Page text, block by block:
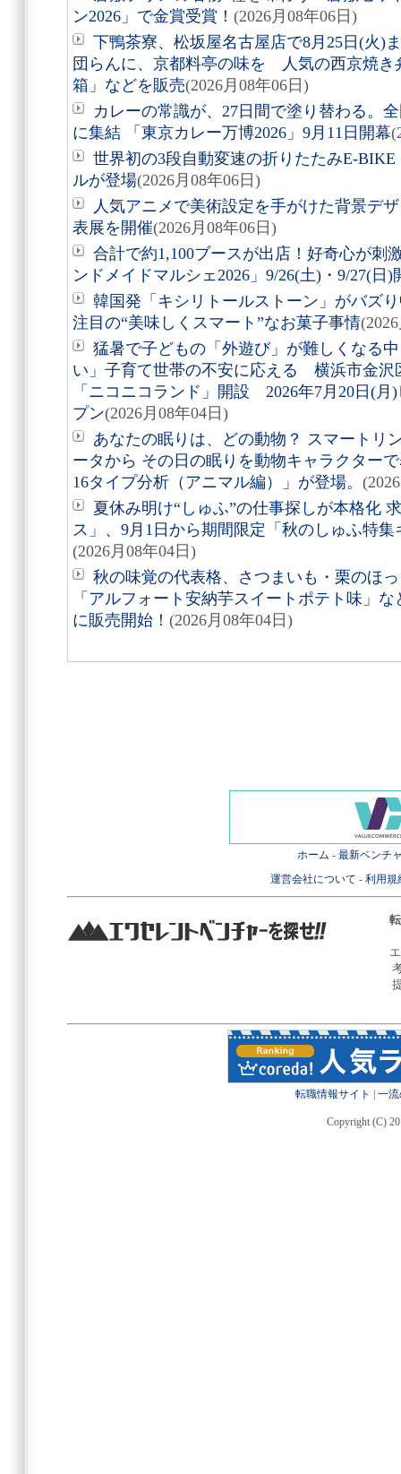
ン2026」で金賞受賞！ (2026月08年06日)
下鴨茶寮、松坂屋名古屋店で8月25日(火)
団らんに、京都料亭の味を 人気の西京焼き
箱」などを販売(2026月08年06日)
カレーの常識が、27日間で塗り替わる。
に集結 「東京カレー万博2026」9月11日開幕
世界初の3段自動変速の折りたたみE-
ルが登場(2026月08年06日)
人気アニメで美術設定を手がけた背景デ
表展を開催(2026月08年06日)
合計で約1,100ブースが出店！好奇心が
ンドメイドマルシェ2026」9/26(土)・9/27(日)
韓国発「キシリトールストーン」がバズ
注目の“美味しくスマート”なお菓子事情
猛暑で子どもの「外遊び」が難しくなる
い」子育て世帯の不安に応える 横浜市金沢
「ニコニコランド」開設 2026年7月20日(
プン(2026月08年04日)
あなたの眠りは、どの動物？ スマートリ
ータから その日の眠りを動物キャラクター
16タイプ分析（アニマル編）」が登場。
夏休み明け“しゅふ”の仕事探しが本格化
ス」、9月1日から期間限定「秋のしゅふ特
(2026月08年04日)
秋の味覚の代表格、さつまいも・栗のほ
「アルフォート安納芋スイートポテト味」
に販売開始！ (2026月08年04日)
ホーム - 最新ベンチ
運営会社について - 利用規
転職情報サイト 一
Copyright (C)